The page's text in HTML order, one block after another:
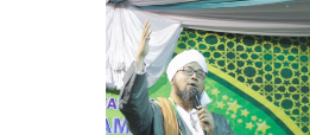
Jadwal
Tanya Yuk
Dokumentasi
Media